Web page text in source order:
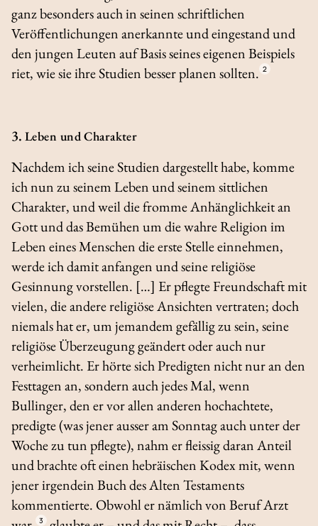
ganz besonders auch in seinen schriftlichen
Veröffentlichungen anerkannte und eingestand und
den jungen Leuten auf Basis seines eigenen Beispiels
riet, wie sie ihre Studien besser planen sollten. 2
3. Leben und Charakter
Nachdem ich seine Studien dargestellt habe, komme
ich nun zu seinem Leben und seinem sittlichen
Charakter, und weil die fromme Anhänglichkeit an
Gott und das Bemühen um die wahre Religion im
Leben eines Menschen die erste Stelle einnehmen,
werde ich damit anfangen und seine religiöse
Gesinnung vorstellen. […] Er pflegte Freundschaft mit
vielen, die andere religiöse Ansichten vertraten; doch
niemals hat er, um jemandem gefällig zu sein, seine
religiöse Überzeugung geändert oder auch nur
verheimlicht. Er hörte sich Predigten nicht nur an den
Festtagen an, sondern auch jedes Mal, wenn
Bullinger, den er vor allen anderen hochachtete,
predigte (was jener ausser am Sonntag auch unter der
Woche zu tun pflegte), nahm er fleissig daran Anteil
und brachte oft einen hebräischen Kodex mit, wenn
jener irgendein Buch des Alten Testaments
kommentierte. Obwohl er nämlich von Beruf Arzt
3